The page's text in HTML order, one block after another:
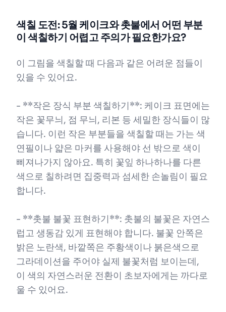
색칠 도전: 5월 케이크와 촛불에서 어떤 부분
이 색칠하기 어렵고 주의가 필요한가요?
이 그림을 색칠할 때 다음과 같은 어려운 점들이
있을 수 있어요.
- **작은 장식 부분 색칠하기**: 케이크 표면에는
작은 꽃무늬, 점 무늬, 리본 등 세밀한 장식들이 많
습니다. 이런 작은 부분들을 색칠할 때는 가는 색
연필이나 얇은 마커를 사용해야 선 밖으로 색이
삐져나가지 않아요. 특히 꽃잎 하나하나를 다른
색으로 칠하려면 집중력과 섬세한 손놀림이 필요
합니다.
- **촛불 불꽃 표현하기**: 촛불의 불꽃은 자연스
럽고 생동감 있게 표현해야 합니다. 불꽃 안쪽은
밝은 노란색, 바깥쪽은 주황색이나 붉은색으로
그라데이션을 주어야 실제 불꽃처럼 보이는데,
이 색의 자연스러운 전환이 초보자에게는 까다로
울 수 있어요.